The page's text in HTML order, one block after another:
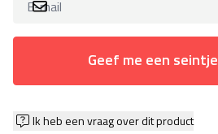
Geef me een seintje
Ik heb een vraag over dit product